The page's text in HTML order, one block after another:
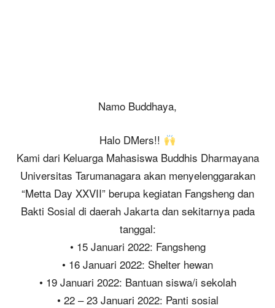
Namo Buddhaya,
Halo DMers!!
Kami dari Keluarga Mahasiswa Buddhis Dharmayana
Universitas Tarumanagara akan menyelenggarakan
“Metta Day XXVII” berupa kegiatan Fangsheng dan
Bakti Sosial di daerah Jakarta dan sekitarnya pada
tanggal:
• 15 Januari 2022: Fangsheng
• 16 Januari 2022: Shelter hewan
• 19 Januari 2022: Bantuan siswa/i sekolah
• 22 – 23 Januari 2022: Panti sosial